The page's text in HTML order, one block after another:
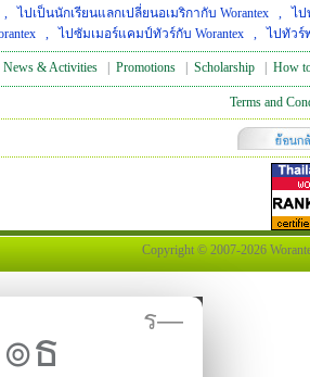
, ไปเป็นนักเรียนแลกเปลี่ยนอเมริกากับ Worantex , ไป
, ไปซัมเมอร์แคมป์ทัวร์กับ Worantex, ไปทัวร์
News & Activities Promotions Scholarship How
Terms and
Copyright © 2007-2026
ธ
ร—